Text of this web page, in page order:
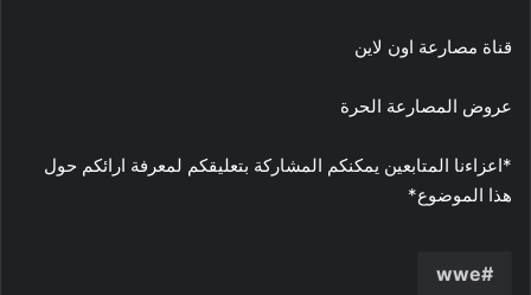
قناة مصارعة اون لاين
عروض المصارعة الحرة
*اعزاءنا المتابعين يمكنكم المشاركة بتعليقكم لمعرفة ارائكم حول
هذا الموضوع*
wwe